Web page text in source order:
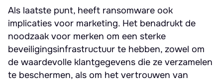
Als laatste punt, heeft ransomware ook
implicaties voor marketing. Het benadrukt de
noodzaak voor merken om een sterke
beveiligingsinfrastructuur te hebben, zowel om
de waardevolle klantgegevens die ze verzamelen
te beschermen, als om het vertrouwen van